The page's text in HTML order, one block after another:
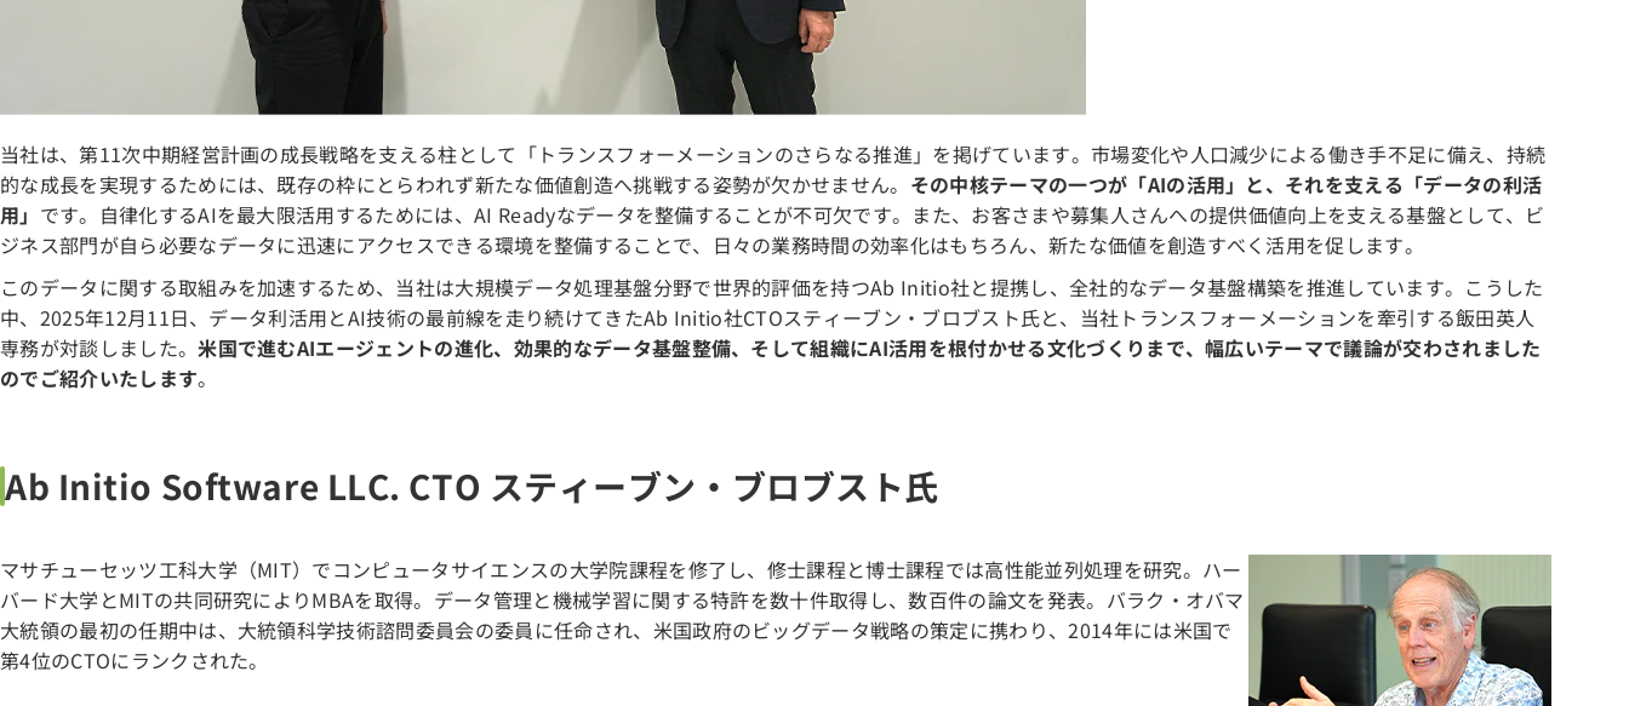
当社は、第11次中期経営計画の成長戦略を支える柱として「トランスフォーメーションのさらなる推進」を掲げています。市場変化や人口減少による働き手不足に備え、持続
的な成長を実現するためには、既存の枠にとらわれず新たな価値創造へ挑戦する姿勢が欠かせません。 その中核テーマの一つが「AIの活用」と、それを支える「データの利活
用」 です。自律化するAIを最大限活用するためには、AI Readyなデータを整備することが不可欠です。また、お客さまや募集人さんへの提供価値向上を支える基盤として、ビ
ジネス部門が自ら必要なデータに迅速にアクセスできる環境を整備することで、日々の業務時間の効率化はもちろん、新たな価値を創造すべく活用を促します。
このデータに関する取組みを加速するため、当社は大規模データ処理基盤分野で世界的評価を持つAb Initio社と提携し、全社的なデータ基盤構築を推進しています。こうした
中、2025年12月11日、データ利活用とAI技術の最前線を走り続けてきたAb Initio社CTOスティーブン・ブロブスト氏と、当社トランスフォーメーションを牽引する飯田英人
専務が対談しました。米国で進むAIエージェントの進化、効果的なデータ基盤整備、そして組織にAI活用を根付かせる文化づくりまで、幅広いテーマで議論が交わされました
のでご紹介いたします。
Ab Initio Software LLC. CTO スティーブン・ブロブスト氏
マサチューセッツ工科大学（MIT）でコンピュータサイエンスの大学院課程を修了し、修士課程と博士課程では高性能並列処理を研究。ハー
バード大学とMITの共同研究によりMBAを取得。データ管理と機械学習に関する特許を数十件取得し、数百件の論文を発表。バラク・オバマ
大統領の最初の任期中は、大統領科学技術諮問委員会の委員に任命され、米国政府のビッグデータ戦略の策定に携わり、2014年には米国で
第4位のCTOにランクされた。